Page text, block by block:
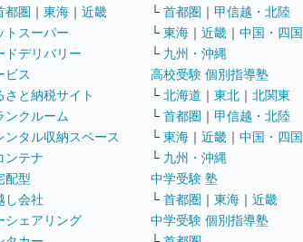
都圏 ｜ 東海 ｜ 近畿
トスーパー
ドデリバリー
ビス
さと納税サイト
ンクルーム
ンタル収納スペース
ンテナ
配型
し会社
シェアリング
└ 首都圏 ｜ 甲信越・北陸
└ 東海 ｜ 近畿 ｜ 中国・四国
└ 九州・沖縄
高校受験 個別指導塾
└ 北海道 ｜ 東北 ｜ 北関東
└ 首都圏 ｜ 甲信越・北陸
└ 東海 ｜ 近畿 ｜ 中国・四国
└ 九州・沖縄
中学受験 塾
└ 首都圏 ｜ 東海 ｜ 近畿
中学受験 個別指導塾